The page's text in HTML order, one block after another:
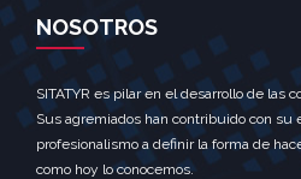
NOSOTROS
SITATYR es pilar en el desarrollo de las
Sus agremiados han contribuido con su
profesionalismo a definir la forma de
como hoy lo conocemos.